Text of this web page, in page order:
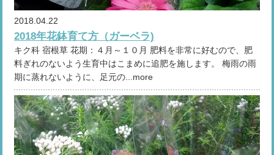
2018.04.22
2018年花鉢育て方（ガーベラ)
キク科 宿根草 花期：４月～１０月 肥料を非常に好むので、肥
料ぎれのないよう生育中はこまめに追肥を施します。 梅雨の雨
期に蒸れないように、足元の...more